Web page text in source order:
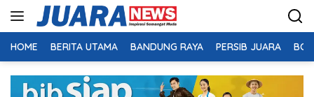
HOME BERITA UTAMA BANDUNG RAYA PERSIB JUARA